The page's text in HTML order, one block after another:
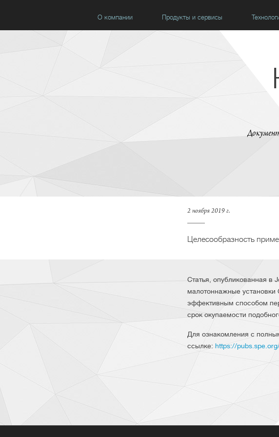
О компании
Продукты и сервисы
2 ноября 2019 г.
Целесообразность
Статья, опубликованная в
малотоннажные установки
эффективным способом
срок окупаемости
Для ознакомления с
ссылке: https://